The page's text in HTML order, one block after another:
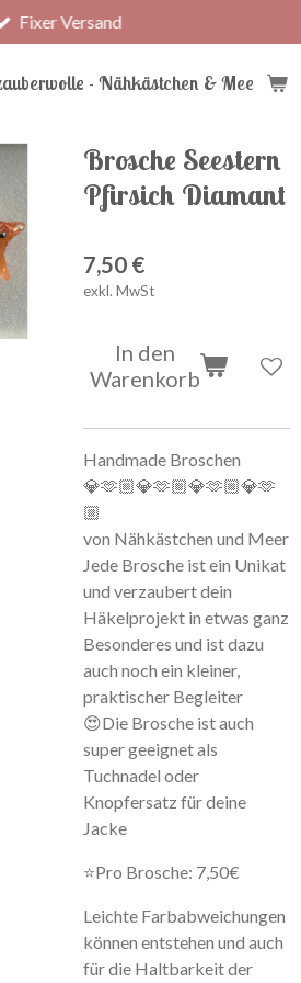
- Nähkästchen & Meer
Fixer Versand
Brosche Seestern
Pfirsich Diamant
7,50 €
exkl. MwSt
In den
Warenkorb
Handmade Broschen
💎🫶🏼💎🫶🏼💎🫶🏼💎🫶
🏼
von Nähkästchen und Meer
Jede Brosche ist ein Unikat
und verzaubert dein
Häkelprojekt in etwas ganz
Besonderes und ist dazu
auch noch ein kleiner,
praktischer Begleiter
😍Die Brosche ist auch
super geeignet als
Tuchnadel oder
Knopfersatz für deine
Jacke
⭐️Pro Brosche: 7,50€
Leichte Farbabweichungen
können entstehen und auch
für die Haltbarkeit der